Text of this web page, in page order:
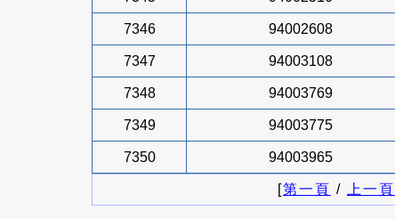
7346 94002608
7347 94003108
7348 94003769
7349 94003775
7350 94003965
[第一頁 / 上一頁